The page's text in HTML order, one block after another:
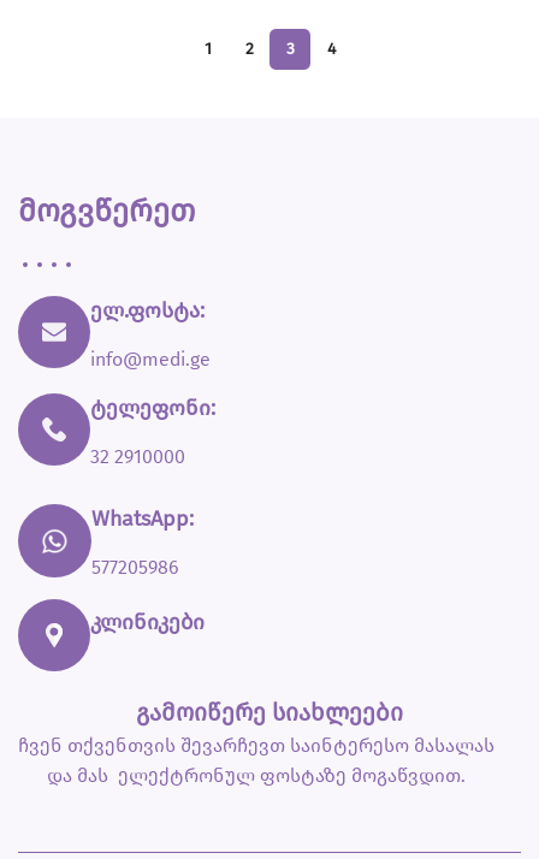
1 2 3 4
მოგვწერეთ
ელ.ფოსტა:
info@medi.ge
ტელეფონი:
32 2910000
WhatsApp:
577205986
კლინიკები
გამოიწერე სიახლეები
ჩვენ თქვენთვის შევარჩევთ საინტერესო მასალას
და მას ელექტრონულ ფოსტაზე მოგაწვდით.